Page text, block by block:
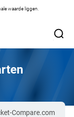
waarde liggen.
Compare.com